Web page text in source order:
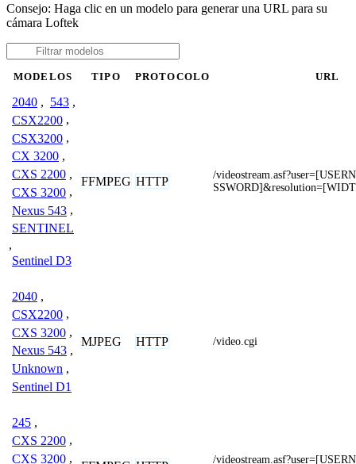
Consejo: Haga clic en un modelo para generar una URL para su
cámara Loftek
MODELOS TIPO PROTOCOLO URL
2040 , 543 ,
CSX2200 ,
CSX3200 ,
CX 3200 ,
CXS 2200 ,
CXS 3200 ,
Nexus 543 ,
SENTINEL
,
Sentinel D3
FFMPEG HTTP
/
2040 ,
CSX2200 ,
CXS 3200 ,
Nexus 543 ,
Unknown ,
Sentinel D1
MJPEG HTTP /video.cgi
245 ,
CXS 2200 ,
CXS 3200 , /